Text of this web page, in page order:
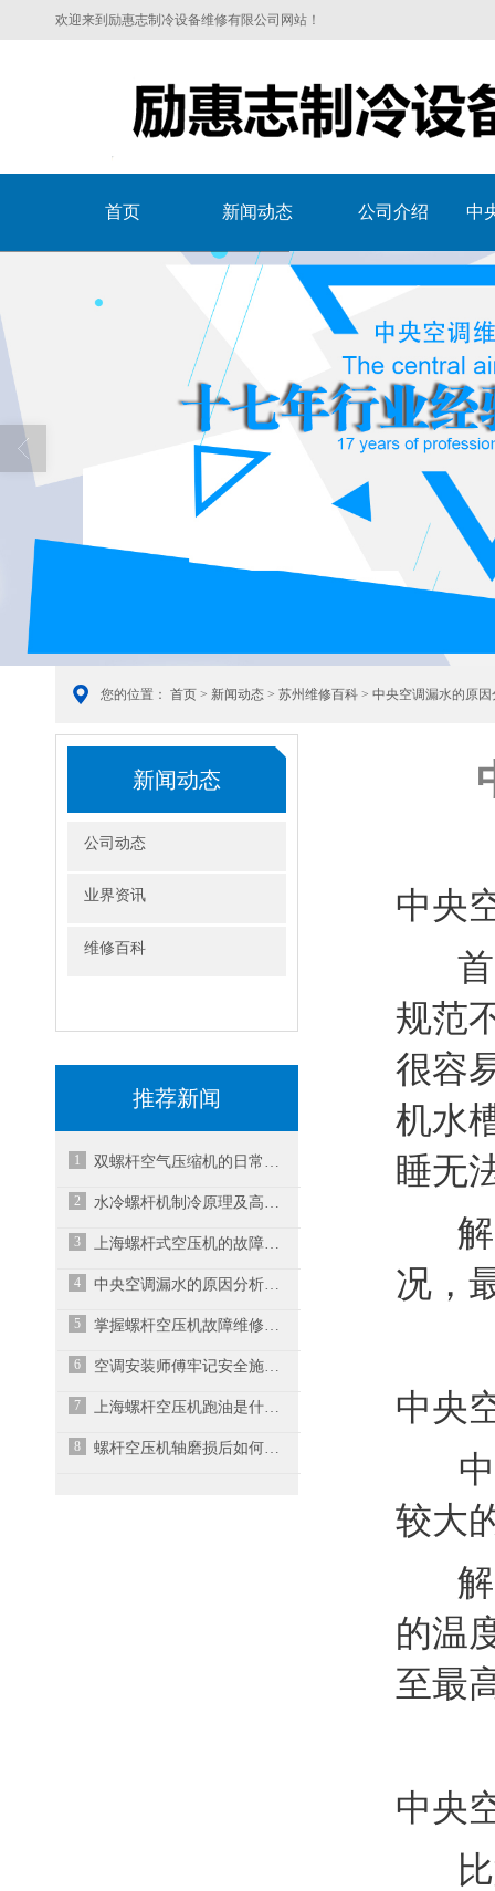
欢迎来到励惠志制冷设备维修有限公司网站！
首页 新闻动态 公司介绍 中
您的位置： 首页 > 新闻动态 > 苏州维修百科 > 中央空调漏水的原
新闻动态
公司动态
业界资讯
维修百科
推荐新闻
1 双螺杆空气压缩机的日常维护、维修及故障排除
2 水冷螺杆机制冷原理及高低压故障处理方法
3 上海螺杆式空压机的故障维修
4 中央空调漏水的原因分析及解决措施
5 掌握螺杆空压机故障维修方法确保机组稳定运行
6 空调安装师傅牢记安全施工要点
7 上海螺杆空压机跑油是什么原因？
8 螺杆空压机轴磨损后如何有效地解决？
中央
首
规范
很容
机水
睡无
解
况，
中央
中
较大
解
的温
至最
中央
比